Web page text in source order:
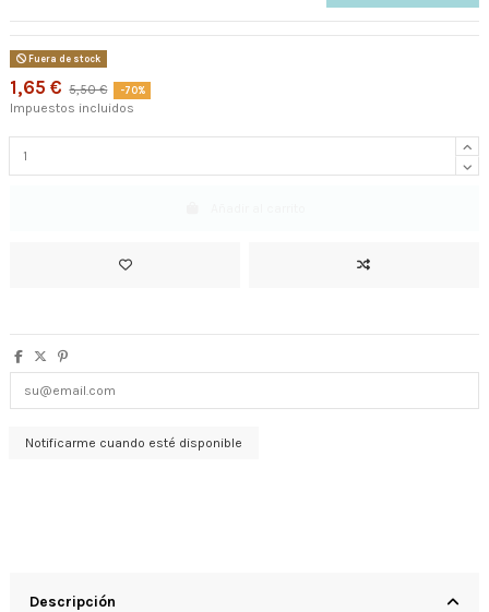
Fuera de stock
1,65 € 5,50 € -70%
Impuestos incluidos
Descripción